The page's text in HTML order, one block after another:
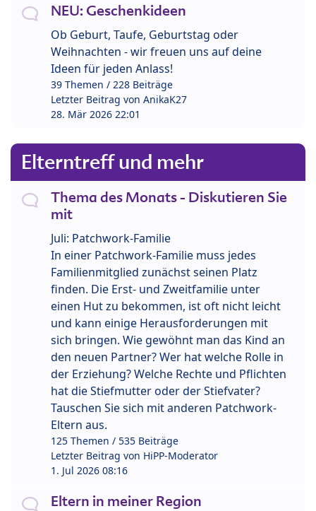
NEU: Geschenkideen
Ob Geburt, Taufe, Geburtstag oder
Weihnachten - wir freuen uns auf deine
Ideen für jeden Anlass!
39 Themen / 228 Beiträge
Letzter Beitrag von AnikaK27
28. Mär 2026 22:01
Elterntreff und mehr
Thema des Monats - Diskutieren Sie
mit
Juli: Patchwork-Familie
In einer Patchwork-Familie muss jedes
Familienmitglied zunächst seinen Platz
finden. Die Erst- und Zweitfamilie unter
einen Hut zu bekommen, ist oft nicht leicht
und kann einige Herausforderungen mit
sich bringen. Wie gewöhnt man das Kind an
den neuen Partner? Wer hat welche Rolle in
der Erziehung? Welche Rechte und Pflichten
hat die Stiefmutter oder der Stiefvater?
Tauschen Sie sich mit anderen Patchwork-
Eltern aus.
125 Themen / 535 Beiträge
Letzter Beitrag von HiPP-Moderator
1. Jul 2026 08:16
Eltern in meiner Region